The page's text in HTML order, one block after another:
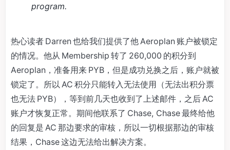
program.
热心读者 Darren 也给我们提供了他 Aeroplan 账户被锁定
的情况。他从 Membership 转了 260,000 的积分到
Aeroplan，准备用来 PYB，但是成功兑换之后，账户就被
锁定了。所以 AC 积分只能转入无法使用（无法出积分票
也无法 PYB），等到前几天也收到了上述邮件，之后 AC
账户才恢复正常。期间他联系了 Chase, Chase 最终给他
的回复是 AC 那边要求的审核，所以一切根据那边的审核
结果，Chase 这边无法给出解决方案。